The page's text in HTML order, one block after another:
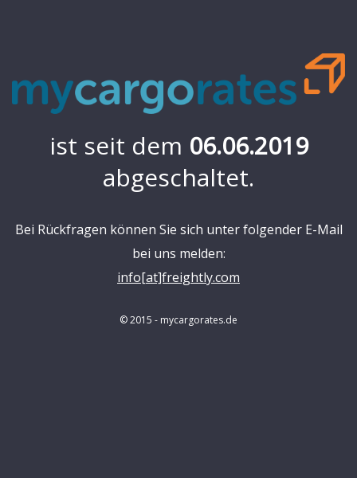
ist seit dem 06.06.2019
abgeschaltet.
Bei Rückfragen können Sie sich unter folgender E-Mail
bei uns melden:
info[at]freightly.com
© 2015 - mycargorates.de